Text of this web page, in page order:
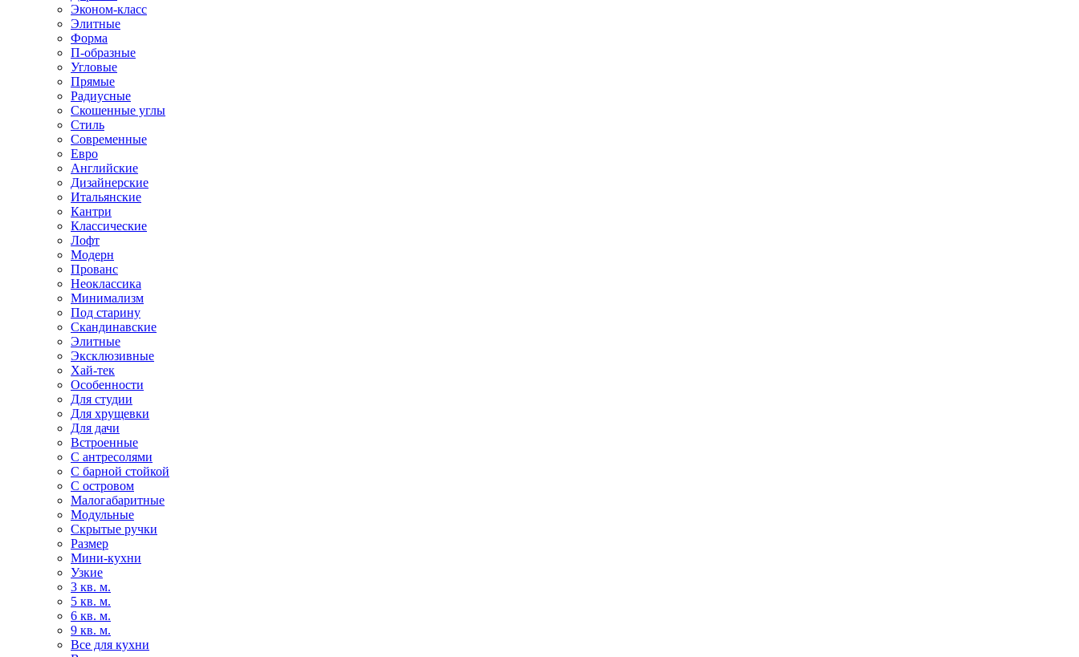
Эконом-класс
Элитные
Форма
П-образные
Угловые
Прямые
Радиусные
Скошенные углы
Стиль
Современные
Евро
Английские
Дизайнерские
Итальянские
Кантри
Классические
Лофт
Модерн
Прованс
Неоклассика
Минимализм
Под старину
Скандинавские
Элитные
Эксклюзивные
Хай-тек
Особенности
Для студии
Для хрущевки
Для дачи
Встроенные
С антресолями
С барной стойкой
С островом
Малогабаритные
Модульные
Скрытые ручки
Размер
Мини-кухни
Узкие
3 кв. м.
5 кв. м.
6 кв. м.
9 кв. м.
Все для кухни